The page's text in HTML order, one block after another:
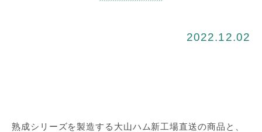
2022.12.02
熟成シリーズを製造する大山ハム新工場直送の商品と、